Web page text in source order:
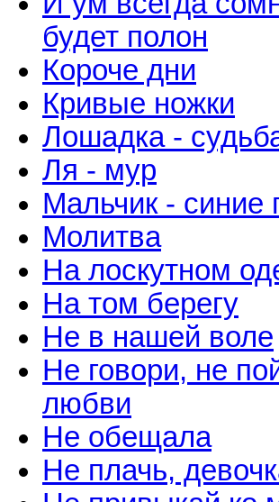
будет полон
Короче дни
Кривые ножки
Лошадка -
Ля - мур
Мальчик - синие
Молитва
На лоскутном
На том берегу
Не в нашей воле
Не говори, не
любви
Не обещала
Не плачь,